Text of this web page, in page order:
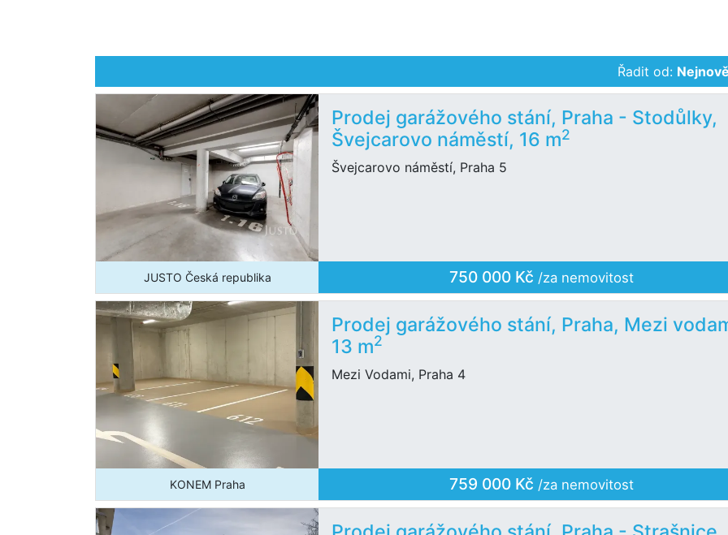
Řadit od:
Prodej garážového stání, Praha - Stodůlky,
Švejcarovo náměstí, 16 m2
Švejcarovo náměstí, Praha 5
JUSTO Česká republika 750 000 Kč /za nemovitost
Prodej garážového stání, Praha, Mezi
13 m2
Mezi Vodami, Praha 4
KONEM Praha 759 000 Kč /za nemovitost